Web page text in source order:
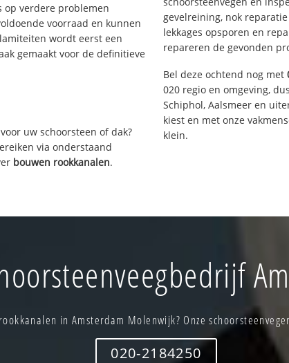
op verdere problemen
voorraad en kunnen
wordt eerst een
gemaakt voor de definitieve
uw schoorsteen of dak?
via onderstaand
bouwen rookkanalen.
gevelreining, nok
lekkages opsporen en
repareren de gevonden
Bel deze ochtend nog met
020 regio en omgeving,
Schiphol, Aalsmeer en
kiest en met onze
klein.
in Amsterdam Molenwijk? Onze
020-2184250